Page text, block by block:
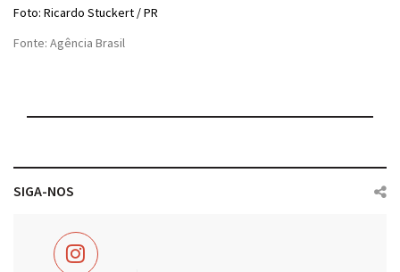
Foto: Ricardo Stuckert / PR
Fonte: Agência Brasil
SIGA-NOS